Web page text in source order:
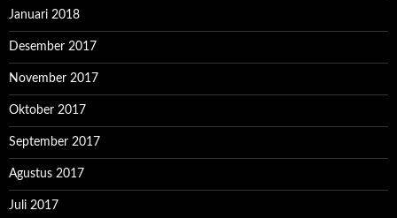
Januari 2018
Desember 2017
November 2017
Oktober 2017
September 2017
Agustus 2017
Juli 2017